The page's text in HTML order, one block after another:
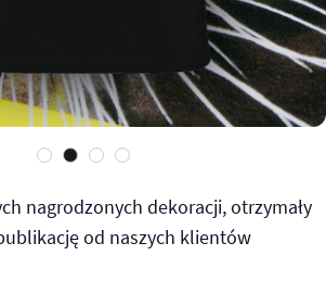
nagrodzonych dekoracji, otrzymały
od naszych klientów